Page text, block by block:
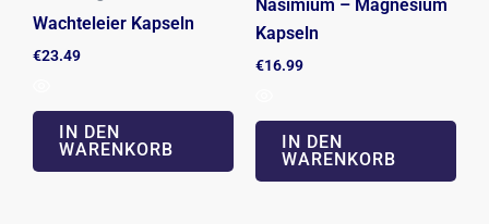
Wachteleier Kapseln
€23.49
IN DEN
WARENKORB
Nasimium – Magnesium
Kapseln
€16.99
IN DEN
WARENKORB